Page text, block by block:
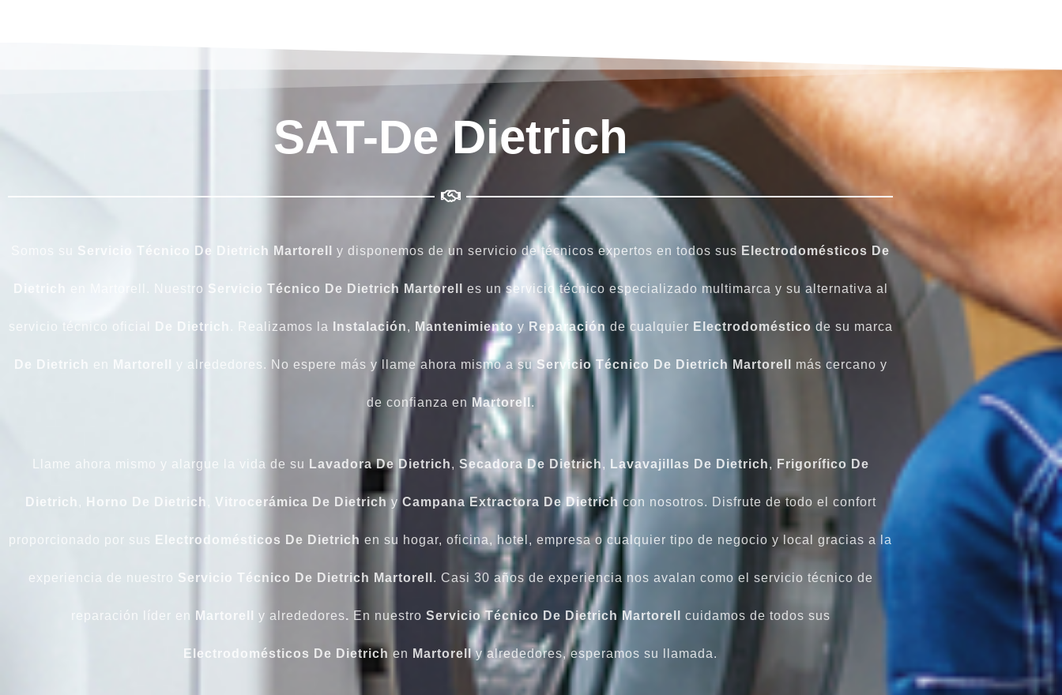
SAT-De Dietrich
Servicio Técnico De Dietrich Martorell y disponemos de un servicio de técnicos expertos en todos sus Electrodomésticos De
Dietrich en Martorell. Nuestro Servicio Técnico De Dietrich Martorell es un servicio técnico especializado multimarca y su alternativa al
servicio técnico oficial De Dietrich . Realizamos la Instalación, Mantenimiento y Reparación de cualquier Electrodoméstico de su marca
De Dietrich en Martorell y alrededores. No espere más y llame ahora mismo a su Servicio Técnico De Dietrich Martorell más cercano y
de confianza en Martorell .
Llame ahora mismo y alargue la vida de su Lavadora De Dietrich, Secadora De Dietrich, Lavavajillas De Dietrich, Frigorífico De
Dietrich , Horno De Dietrich , Vitrocerámica De Dietrich y Campana Extractora De Dietrich con nosotros. Disfrute de todo el confort
proporcionado por sus Electrodomésticos De Dietrich en su hogar, oficina, hotel, empresa o cualquier tipo de negocio y local gracias a la
experiencia de nuestro Servicio Técnico De Dietrich Martorell . Casi 30 años de experiencia nos avalan como el servicio técnico de
reparación líder en Martorell y alrededores. En nuestro Servicio Técnico De Dietrich Martorell cuidamos de todos sus
Electrodomésticos De Dietrich en Martorelly alrededores, esperamos su llamada.